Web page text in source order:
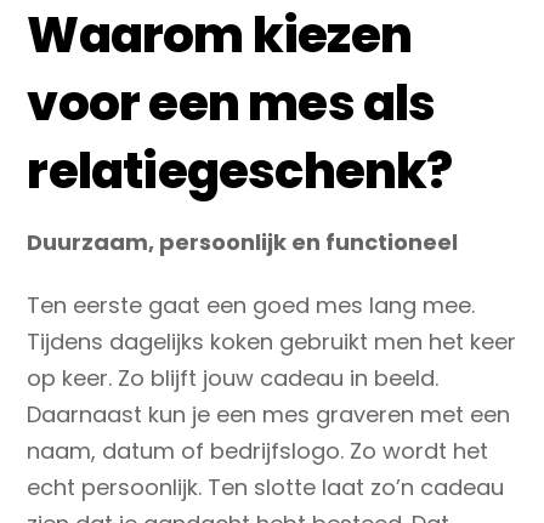
Waarom kiezen
voor een mes als
relatiegeschenk?
Duurzaam, persoonlijk en functioneel
Ten eerste gaat een goed mes lang mee.
Tijdens dagelijks koken gebruikt men het keer
op keer. Zo blijft jouw cadeau in beeld.
Daarnaast kun je een mes graveren met een
naam, datum of bedrijfslogo. Zo wordt het
echt persoonlijk. Ten slotte laat zo’n cadeau